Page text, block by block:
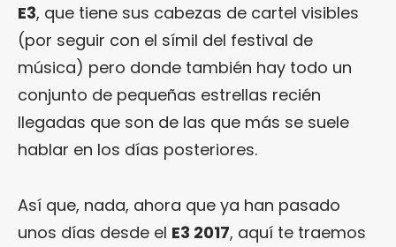
E3, que tiene sus cabezas de cartel visibles
(por seguir con el símil del festival de
música) pero donde también hay todo un
conjunto de pequeñas estrellas recién
llegadas que son de las que más se suele
hablar en los días posteriores.
Así que, nada, ahora que ya han pasado
unos días desde el E3 2017, aquí te traemos